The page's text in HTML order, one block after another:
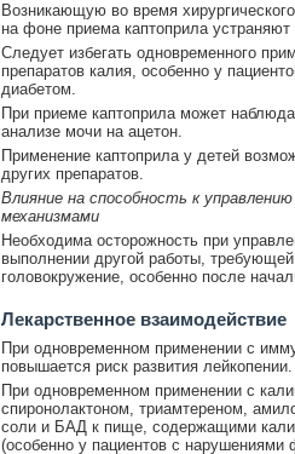
Возникающую во время
на фоне приема каптоприла
Следует избегать одновременного
препаратов калия, особенно у
диабетом.
При приеме каптоприла может
анализе мочи на ацетон.
Применение каптоприла у детей
других препаратов.
Влияние на способность к
механизмами
Необходима осторожность при
выполнении другой работы,
головокружение, особенно после
Лекарственное взаимодействие
При одновременном применении с
повышается риск развития лейкопении.
При одновременном применении с
спиронолактоном, триамтереном,
соли и БАД к пище, содержащими
(особенно у пациентов с нарушениями